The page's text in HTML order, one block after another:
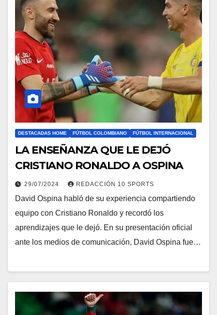
DESTACADAS HOME FÚTBOL COLOMBIANO FÚTBOL INTERNACIONAL
LA ENSEÑANZA QUE LE DEJÓ
CRISTIANO RONALDO A OSPINA
29/07/2024 REDACCIÓN 10 SPORTS
David Ospina habló de su experiencia compartiendo
equipo con Cristiano Ronaldo y recordó los
aprendizajes que le dejó. En su presentación oficial
ante los medios de comunicación, David Ospina fue…